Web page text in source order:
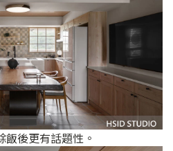
後更有話題性。